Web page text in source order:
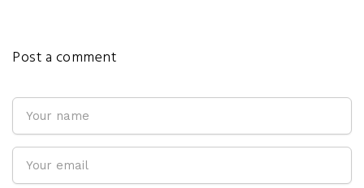
Post a comment